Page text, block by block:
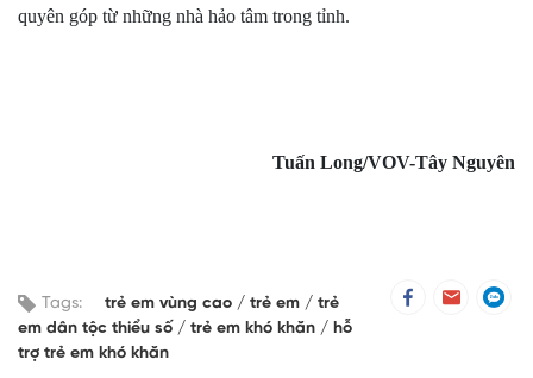
quyên góp từ những nhà hảo tâm trong tỉnh.
Tuấn Long/VOV-Tây Nguyên
Tags: trẻ em vùng cao trẻ em
trẻ
em dân tộc thiểu số
trẻ em khó khăn
hỗ
trợ trẻ em khó khăn